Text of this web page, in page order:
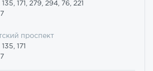
171, 279, 294, 76, 221
проспект
171